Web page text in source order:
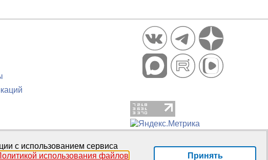
с использованием сервиса
использования файлов Принять